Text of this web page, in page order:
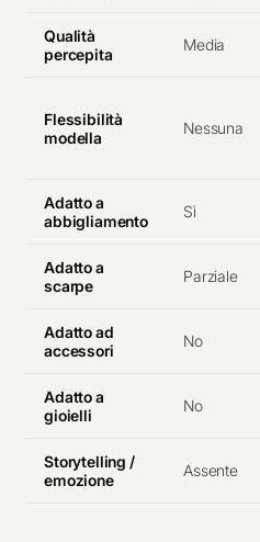
Qualità
percepita
Media
Flessibilità
modella
Nessuna
Adatto a
abbigliamento
Sì
Adatto a
scarpe
Parziale
Adatto ad
accessori
No
Adatto a
gioielli
No
Storytelling /
emozione
Assente